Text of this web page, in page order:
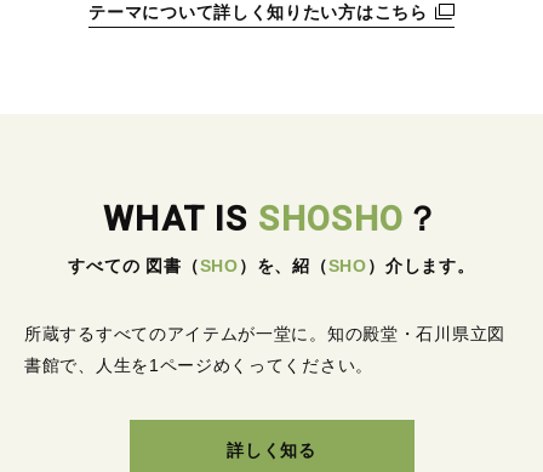
テーマについて詳しく知りたい方はこちら
WHAT IS SHOSHO ？
すべての 図書 （SHO） を、紹 （SHO） 介します。
所蔵するすべてのアイテムが一堂に。 知の殿堂・石川県立図
書館で、人生を1ページめくってください。
詳しく知る